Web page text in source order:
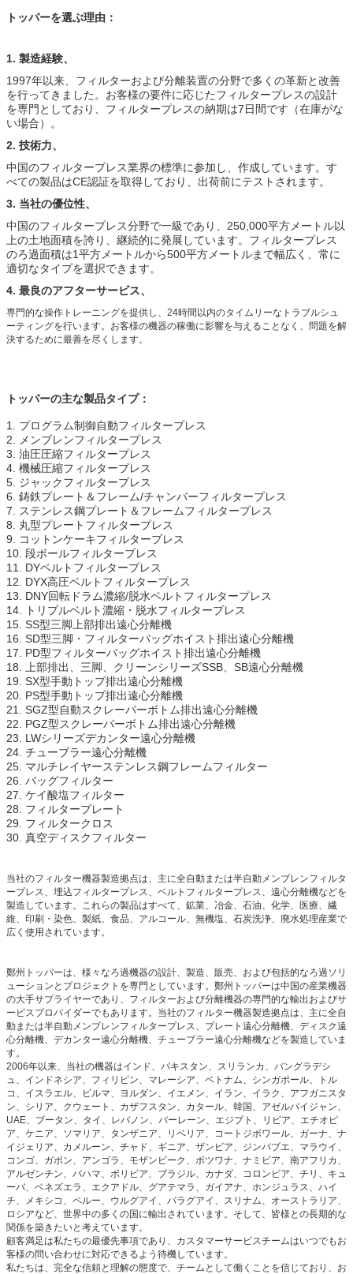
トッパーを選ぶ理由：
1. 製造経験、
1997年以来、フィルターおよび分離装置の分野で多くの革新と改善
を行ってきました。お客様の要件に応じたフィルタープレスの設計
を専門としており、フィルタープレスの納期は7日間です（在庫がな
い場合）。
2. 技術力、
中国のフィルタープレス業界の標準に参加し、作成しています。す
べての製品はCE認証を取得しており、出荷前にテストされます。
3. 当社の優位性、
中国のフィルタープレス分野で一級であり、250,000平方メートル以
上の土地面積を誇り、継続的に発展しています。フィルタープレス
のろ過面積は1平方メートルから500平方メートルまで幅広く、常に
適切なタイプを選択できます。
4. 最良のアフターサービス、
専門的な操作トレーニングを提供し、24時間以内のタイムリーなトラブルシュ
ーティングを行います。お客様の機器の稼働に影響を与えることなく、問題を解
決するために最善を尽くします。
トッパーの主な製品タイプ：
1. プログラム制御自動フィルタープレス
2. メンブレンフィルタープレス
3. 油圧圧縮フィルタープレス
4. 機械圧縮フィルタープレス
5. ジャックフィルタープレス
6. 鋳鉄プレート＆フレーム/チャンバーフィルタープレス
7. ステンレス鋼プレート＆フレームフィルタープレス
8. 丸型プレートフィルタープレス
9. コットンケーキフィルタープレス
10. 段ボールフィルタープレス
11. DYベルトフィルタープレス
12. DYX高圧ベルトフィルタープレス
13. DNY回転ドラム濃縮/脱水ベルトフィルタープレス
14. トリプルベルト濃縮・脱水フィルタープレス
15. SS型三脚上部排出遠心分離機
16. SD型三脚・フィルターバッグホイスト排出遠心分離機
17. PD型フィルターバッグホイスト排出遠心分離機
18. 上部排出、三脚、クリーンシリーズSSB、SB遠心分離機
19. SX型手動トップ排出遠心分離機
20. PS型手動トップ排出遠心分離機
21. SGZ型自動スクレーパーボトム排出遠心分離機
22. PGZ型スクレーパーボトム排出遠心分離機
23. LWシリーズデカンター遠心分離機
24. チューブラー遠心分離機
25. マルチレイヤーステンレス鋼フレームフィルター
26. バッグフィルター
27. ケイ酸塩フィルター
28. フィルタープレート
29. フィルタークロス
30. 真空ディスクフィルター
当社のフィルター機器製造拠点は、主に全自動または半自動メンブレンフィルタ
ープレス、埋込フィルタープレス、ベルトフィルタープレス、遠心分離機などを
製造しています。これらの製品はすべて、鉱業、冶金、石油、化学、医療、繊
維、印刷・染色、製紙、食品、アルコール、無機塩、石炭洗浄、廃水処理産業で
広く使用されています。
鄭州トッパーは、様々なろ過機器の設計、製造、販売、および包括的なろ過ソリ
ューションとプロジェクトを専門としています。鄭州トッパーは中国の産業機器
の大手サプライヤーであり、フィルターおよび分離機器の専門的な輸出およびサ
ービスプロバイダーでもあります。当社のフィルター機器製造拠点は、主に全自
動または半自動メンブレンフィルタープレス、プレート遠心分離機、ディスク遠
心分離機、デカンター遠心分離機、チューブラー遠心分離機などを製造していま
す。
2006年以来、当社の機器はインド、パキスタン、スリランカ、バングラデシ
ュ、インドネシア、フィリピン、マレーシア、ベトナム、シンガポール、トル
コ、イスラエル、ビルマ、ヨルダン、イエメン、イラン、イラク、アフガニスタ
ン、シリア、クウェート、カザフスタン、カタール、韓国、アゼルバイジャン、
UAE、ブータン、タイ、レバノン、バーレーン、エジプト、リビア、エチオピ
ア、ケニア、ソマリア、タンザニア、リベリア、コートジボワール、ガーナ、ナ
イジェリア、カメルーン、チャド、ギニア、ザンビア、ジンバブエ、マラウイ、
コンゴ、ガボン、アンゴラ、モザンビーク、ボツワナ、ナミビア、南アフリカ、
アルゼンチン、バハマ、ボリビア、ブラジル、カナダ、コロンビア、チリ、キュ
ーバ、ベネズエラ、エクアドル、グアテマラ、ガイアナ、ホンジュラス、ハイ
チ、メキシコ、ペルー、ウルグアイ、パラグアイ、スリナム、オーストラリア、
ロシアなど、世界中の多くの国に輸出されています。そして、皆様との長期的な
関係を築きたいと考えています。
顧客満足は私たちの最優先事項であり、カスタマーサービスチームはいつでもお
客様の問い合わせに対応できるよう待機しています。
私たちは、完全な信頼と理解の態度で、チームとして働くことを信じており、お